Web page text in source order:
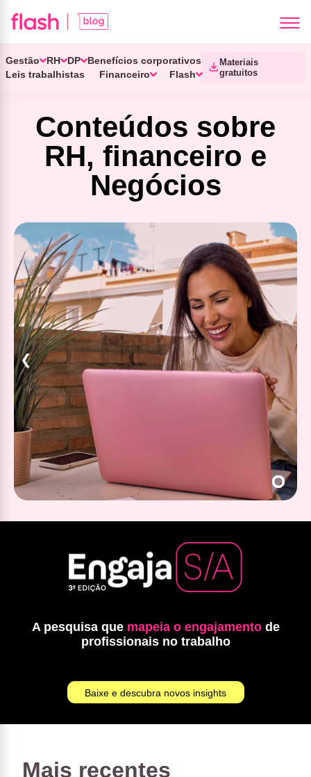
Gestão RH DP
Benefícios corporativos
Leis trabalhistas
Financeiro Flash
Materiais
gratuitos
Conteúdos sobre
RH, financeiro e
Negócios
A pesquisa que mapeia o engajamentode
profissionais no trabalho
Baixe e descubra novos insights
Mais recentes